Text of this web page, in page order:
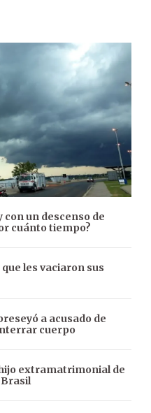
con un descenso de
cuánto tiempo?
les vaciaron sus
a acusado de
cuerpo
extramatrimonial de